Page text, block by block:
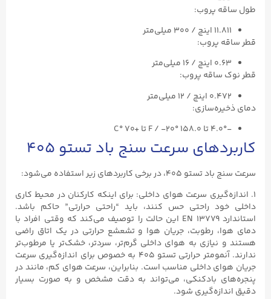
طول ساقه پروب:
۱۱.۸۱۱ اینچ / ۳۰۰ میلی‌متر
قطر ساقه پروب:
۰.۶۳ اینچ / ۱۶ میلی‌متر
قطر نوک ساقه پروب:
۰.۴۷۲ اینچ / ۱۲ میلی‌متر
دمای ذخیره‌سازی:
-۴.۰° تا ۱۵۸.۰ °F / -۲۰ تا +۷۰ °C
کاربردهای سرعت سنج باد تستو ۴۰۵
سرعت سنج باد تستو ۴۰۵، در برخی کاربردهای زیر استفاده می‌شود:
۱. اندازه‌گیری سرعت هوای داخلی: برای اینکه کارکنان در محیط کاری
داخلی خود راحتی حس کنند، باید “راحتی حرارتی” حاکم باشد.
استاندارد EN ۱۳۷۷۹ این حالت را توصیف می‌کند که وقتی افراد با
دمای هوا، رطوبت، جریان هوا و تشعشع حرارتی در یک اتاق راضی
هستند و نیازی به هوای داخلی گرم‌تر، سردتر، خشک‌تر یا مرطوب‌تر
ندارند. آنمومتر حرارتی تستو ۴۰۵ به خصوص برای اندازه‌گیری سرعت
جریان هوای داخلی مناسب است. بنابراین، سرعت هوای کم، مانند در
پنجره‌های بادکنکی، می‌تواند به دقت مشخص و به صورت بسیار
دقیق اندازه‌گیری شود.